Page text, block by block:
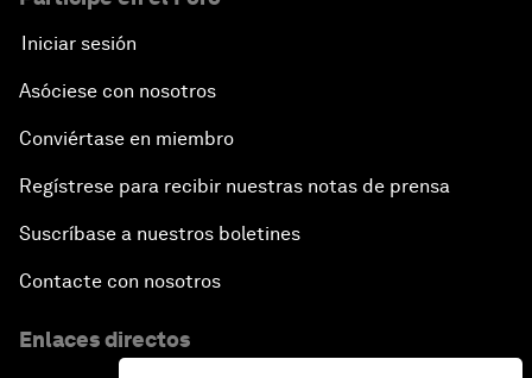
Iniciar sesión
Asóciese con nosotros
Conviértase en miembro
Regístrese para recibir nuestras notas de prensa
Suscríbase a nuestros boletines
Contacte con nosotros
Enlaces directos